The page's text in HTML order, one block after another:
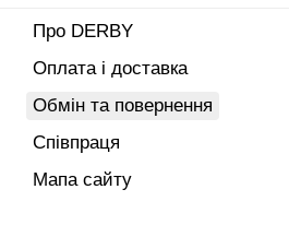
Про DERBY
Оплата і доставка
Обмін та повернення
Співпраця
Мапа сайту